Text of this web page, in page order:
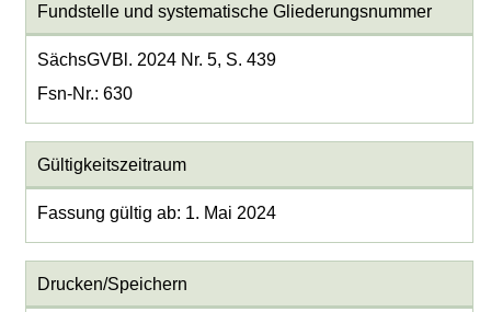
Fundstelle und systematische Gliederungsnummer
SächsGVBl. 2024 Nr. 5, S. 439
Fsn-Nr.: 630
Gültigkeitszeitraum
Fassung gültig ab: 1. Mai 2024
Drucken/Speichern